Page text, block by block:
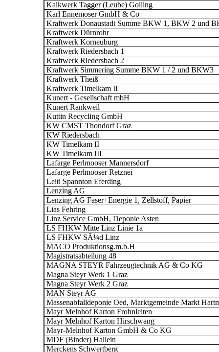
Kalkwerk Tagger (Leube) Golling
Karl Ennemoser GmbH & Co
Kraftwerk Donaustadt Summe BKW 1, BKW 2 und
Kraftwerk Dürnrohr
Kraftwerk Korneuburg
Kraftwerk Riedersbach 1
Kraftwerk Riedersbach 2
Kraftwerk Simmering Summe BKW 1 / 2 und BKW3
Kraftwerk Theiß
Kraftwerk Timelkam II
Kunert - Gesellschaft mbH
Kunert Rankweil
Kuttin Recycling GmbH
KW CMST Thondorf Graz
KW Riedersbach
KW Timelkam II
KW Timelkam III
Lafarge Perlmooser Mannersdorf
Lafarge Perlmooser Retznei
Leitl Spannton Eferding
Lenzing AG
Lenzing AG Faser+Energie 1, Zellstoff, Papier
Lias Fehring
Linz Service GmbH, Deponie Asten
LS FHKW Mitte Linz Linie 1a
LS FHKW SÃ¼d Linz
MACO Produktionsg.m.b.H
Magistratsabteilung 48
MAGNA STEYR Fahrzeugtechnik AG & Co KG
Magna Steyr Werk 1 Graz
Magna Steyr Werk 2 Graz
MAN Steyr AG
Massenabfalldeponie Oed, Marktgemeinde Markt
Mayr Melnhof Karton Frohnleiten
Mayr Melnhof Karton Hirschwang
Mayr-Melnhof Karton GmbH & Co KG
MDF (Binder) Hallein
Merckens Schwertberg